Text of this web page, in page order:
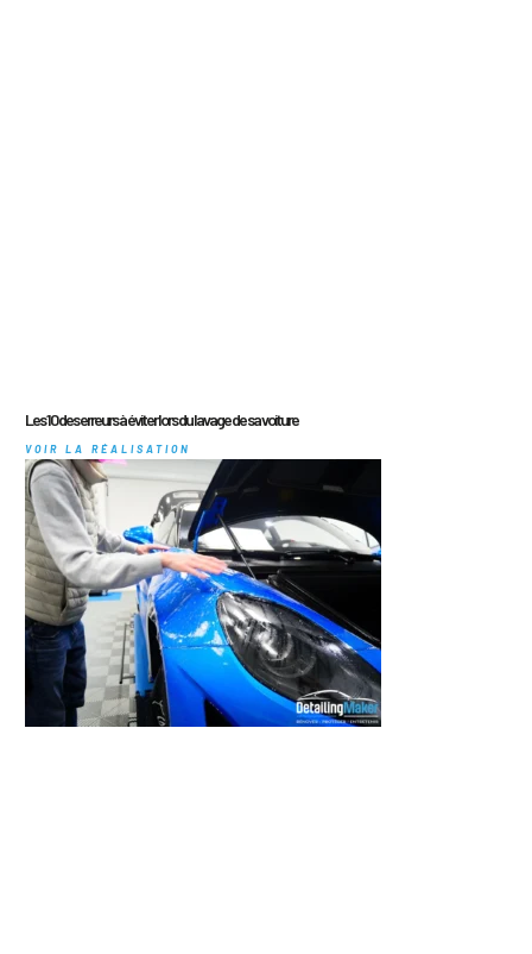
Les 10 des erreurs à éviter lors du lavage de sa voiture
VOIR LA RÉALISATION